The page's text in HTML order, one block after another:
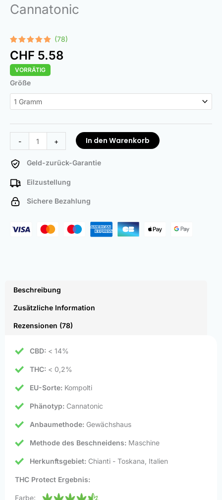
Cannatonic
Bewertet
mit 4.97
von 5,
basierend
auf
78
Kundenbewertungen
(78)
CHF 5.58
VORRÄTIG
Größe
-
Cannatonic
Menge
+ In den Warenkorb
Geld-zurück-Garantie
Eilzustellung
Sichere Bezahlung
Beschreibung
Zusätzliche Information
Rezensionen (78)
CBD: < 14%
THC: < 0,2%
EU-Sorte: Kompolti
Phänotyp: Cannatonic
Anbaumethode: Gewächshaus
Methode des Beschneidens: Maschine
Herkunftsgebiet: Chianti - Toskana, Italien
THC Protect Ergebnis:
Farbe: